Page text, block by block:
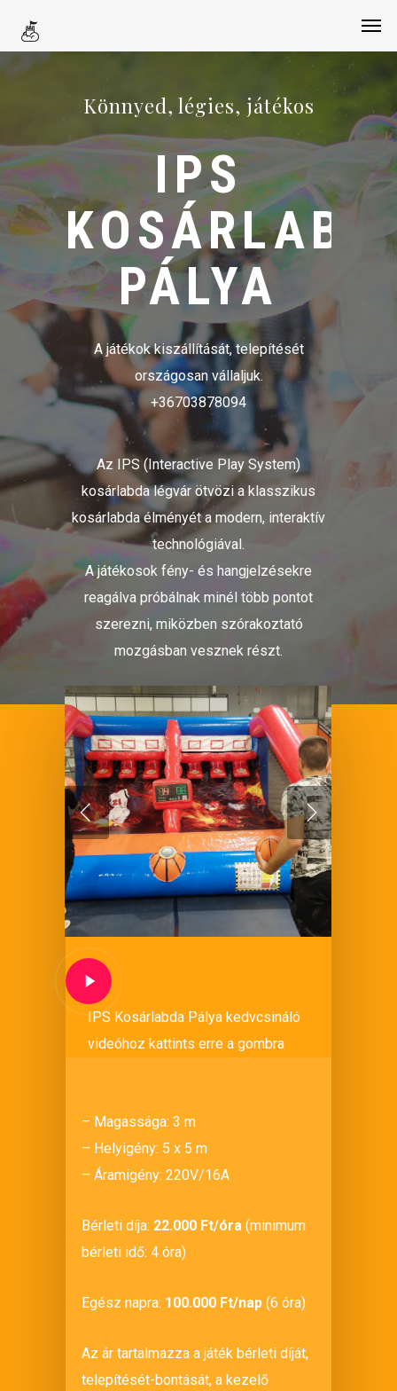
Könnyed, légies, játékos
IPS
PÁLYA
A játékok kiszállítását, telepítését
országosan vállaljuk.
+36703878094
Az IPS (Interactive Play System)
kosárlabda légvár ötvözi a klasszikus
kosárlabda élményét a modern, interaktív
technológiával.
A játékosok fény- és hangjelzésekre
reagálva próbálnak minél több pontot
szerezni, miközben szórakoztató
mozgásban vesznek részt.
IPS Kosárlabda Pálya kedvcsináló
videóhoz kattints erre a gombra
– Magassága: 3 m
– Helyigény: 5 x 5 m
– Áramigény: 220V/16A
Bérleti díja: 22.000 Ft/óra (minimum
bérleti idő: 4 óra)
Egész napra: 100.000 Ft/nap (6 óra)
Az ár tartalmazza a játék bérleti díját,
telepítését-bontását, a kezelő